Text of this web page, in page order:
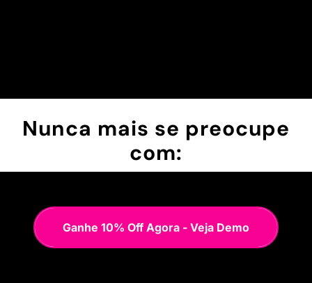
Nunca mais se preocupe
com:
Ganhe 10% Off Agora - Veja Demo